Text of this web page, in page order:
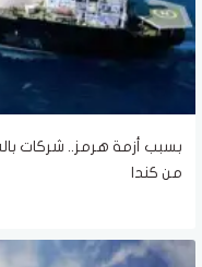
بسبب أزمة هرمز.. شركات
من كندا